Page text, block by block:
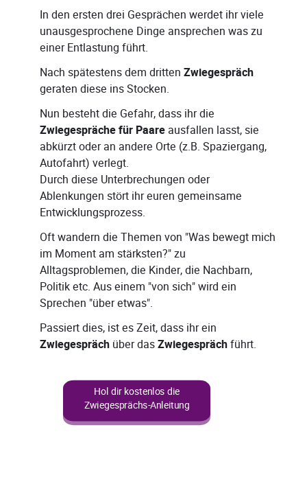
In den ersten drei Gesprächen werdet ihr viele
unausgesprochene Dinge ansprechen was zu
einer Entlastung führt.
Nach spätestens dem dritten Zwiegespräch
geraten diese ins Stocken.
Nun besteht die Gefahr, dass ihr die
Zwiegespräche für Paare ausfallen lasst, sie
abkürzt oder an andere Orte (z.B. Spaziergang,
Autofahrt) verlegt.
Durch diese Unterbrechungen oder
Ablenkungen stört ihr euren gemeinsame
Entwicklungsprozess.
Oft wandern die Themen von "Was bewegt mich
im Moment am stärksten?" zu
Alltagsproblemen, die Kinder, die Nachbarn,
Politik etc. Aus einem "von sich" wird ein
Sprechen "über etwas".
Passiert dies, ist es Zeit, dass ihr ein
Zwiegespräch über dasZwiegesprächführt.
Hol dir kostenlos die
Zwiegesprächs-Anleitung